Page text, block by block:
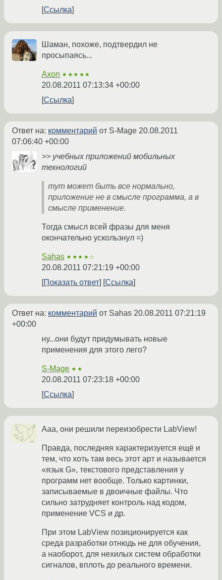
Ссылка
Шаман, похоже, подтвердил не
просыпаясь...
Axon ★★★★★
20.08.2011 07:13:34 +00:00
Ссылка
Ответ на: комментарий от S-Mage 20.08.2011
07:06:40 +00:00
>> учебных приложений мобильных
технологий
тут может быть все нормально,
приложение не в смысле программа, а в
смысле применение.
Тогда смысл всей фразы для меня
окончательно ускользнул =)
Sahas ★★★★☆
20.08.2011 07:21:19 +00:00
Показать ответ
Ссылка
Ответ на: комментарий от Sahas 20.08.2011 07:21:19
+00:00
ну...они будут придумывать новые
применения для этого лего?
S-Mage ★★
20.08.2011 07:23:18 +00:00
Ссылка
Ааа, они решили переизобрести LabView!
Правда, последняя характеризуется ещё и
тем, что хоть там весь этот арт и называется
«язык G», текстового представления у
программ нет вообще. Только картинки,
записываемые в двоичные файлы. Что
сильно затрудняет контроль над кодом,
применение VCS и др.
При этом LabView позиционируется как
среда разработки отнюдь не для обучения,
а наоборот, для нехилых систем обработки
сигналов, вплоть до реального времени.